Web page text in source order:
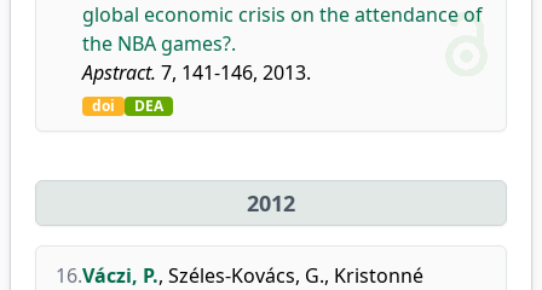
global economic crisis on the attendance of
the NBA games?.
Apstract. 7, 141-146, 2013.
doi DEA
2012
16.Váczi, P., Széles-Kovács, G., Kristonné